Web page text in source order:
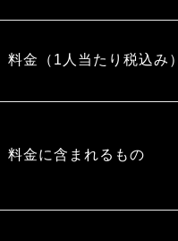
料金（1人当たり税込み）
料金に含まれるもの